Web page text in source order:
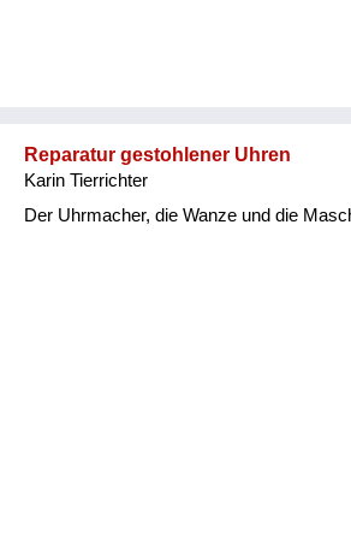
Reparatur gestohlener Uhren
Karin Tierrichter
Der Uhrmacher, die Wanze und die